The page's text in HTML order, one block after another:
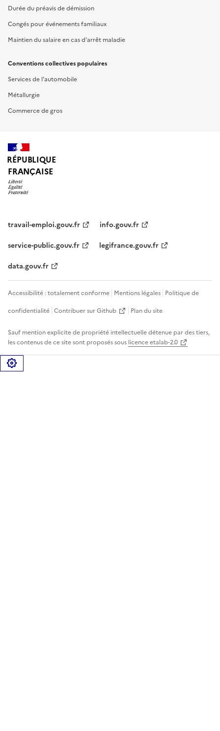
Durée du préavis de démission
Congés pour événements familiaux
Maintien du salaire en cas d'arrêt maladie
Conventions collectives populaires
Services de l'automobile
Métallurgie
Commerce de gros
RÉPUBLIQUE
FRANÇAISE
travail-emploi.gouv.fr
info.gouv.fr
service-public.gouv.fr
legifrance.gouv.fr
data.gouv.fr
Accessibilité : totalement conforme Mentions légales Politique de
confidentialité Contribuer sur Github Plan du site
Sauf mention explicite de propriété intellectuelle détenue par des tiers,
les contenus de ce site sont proposés sous licence etalab-2.0
Gérer les cookies